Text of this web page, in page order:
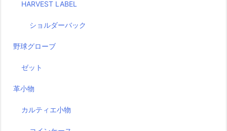
HARVEST LABEL
ショルダーバック
野球グローブ
ゼット
革小物
カルティエ小物